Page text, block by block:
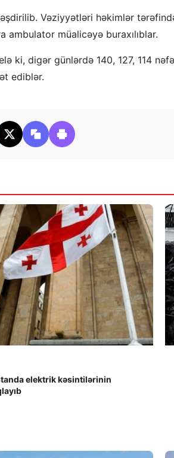
Vəziyyətləri həkimlər
müalicəyə buraxılıblar.
ki, digər günlərdə 140, 127, 114
ediblər.
elektrik kəsintilərinin